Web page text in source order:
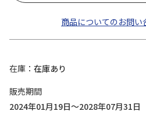
商品についてのお問い
在庫
在庫あり
販売期間
2024年01月19日～2028年07月31日